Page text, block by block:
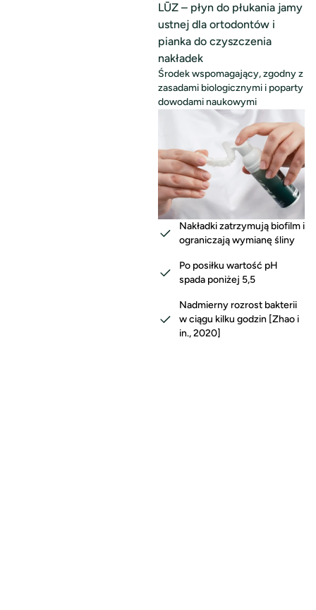
LŪZ – płyn do płukania jamy
ustnej dla ortodontów i
pianka do czyszczenia
nakładek
Środek wspomagający, zgodny z
zasadami biologicznymi i poparty
dowodami naukowymi
Nakładki zatrzymują biofilm i
ograniczają wymianę śliny
Po posiłku wartość pH
spada poniżej 5,5
Nadmierny rozrost bakterii
w ciągu kilku godzin [Zhao i
in., 2020]